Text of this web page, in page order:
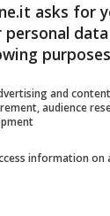
asks for
personal
and
audience
information on